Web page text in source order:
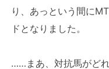
り、あっという間に
ドとなりました。
……まあ、対抗馬がど